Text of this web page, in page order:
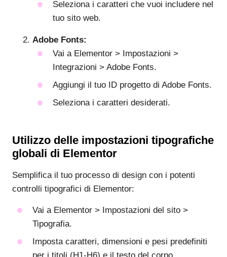
Seleziona i caratteri che vuoi includere nel
tuo sito web.
Adobe Fonts:
Vai a Elementor > Impostazioni >
Integrazioni > Adobe Fonts.
Aggiungi il tuo ID progetto di Adobe Fonts.
Seleziona i caratteri desiderati.
Utilizzo delle impostazioni tipografiche
globali di Elementor
Semplifica il tuo processo di design con i potenti
controlli tipografici di Elementor:
Vai a Elementor > Impostazioni del sito >
Tipografia.
Imposta caratteri, dimensioni e pesi predefiniti
per i titoli (H1-H6) e il testo del corpo.